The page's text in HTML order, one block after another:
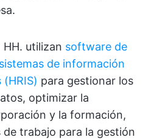
HH. utilizan software de
sistemas de información
para gestionar los
optimizar la
y la formación,
trabajo para la gestión